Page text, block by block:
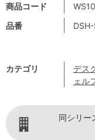
商品コード
品番
カテゴリ デス
ェル
同シリー